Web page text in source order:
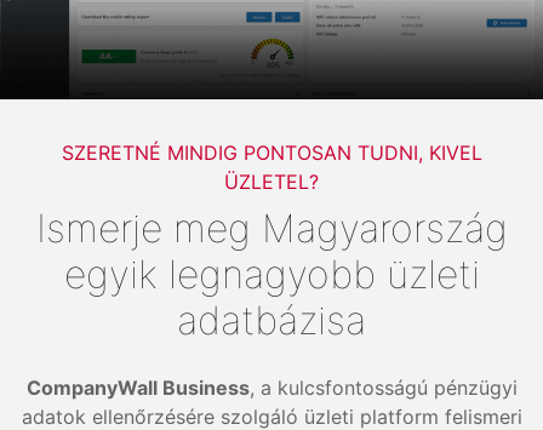
SZERETNÉ MINDIG PONTOSAN TUDNI, KIVEL
ÜZLETEL?
Ismerje meg Magyarország
egyik legnagyobb üzleti
adatbázisa
CompanyWall Business, a kulcsfontosságú pénzügyi
adatok ellenőrzésére szolgáló üzleti platform felismeri